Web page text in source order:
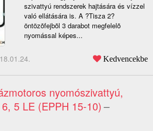
szivattyú rendszerek hajtására és vízzel
való ellátására is. A ?Tisza 2?
öntözõfejbõl 3 darabot megfelelõ
nyomással képes...
Kedvencekbe
nyomószivattyú,
5 LE (EPPH 15-10) –